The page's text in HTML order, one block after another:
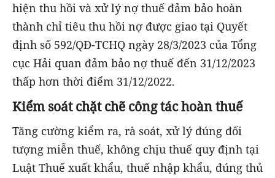
hiện thu hồi và xử lý nợ thuế đảm bảo hoàn
thành chỉ tiêu thu hồi nợ được giao tại Quyết
định số 592/QĐ-TCHQ ngày 28/3/2023 của Tổng
cục Hải quan đảm bảo nợ thuế đến 31/12/2023
thấp hơn thời điểm 31/12/2022.
Kiểm soát chặt chẽ công tác hoàn thuế
Tăng cường kiểm ra, rà soát, xử lý đúng đối
tượng miễn thuế, không chịu thuế quy định tại
Luật Thuế xuất khẩu, thuế nhập khẩu, đúng thủ